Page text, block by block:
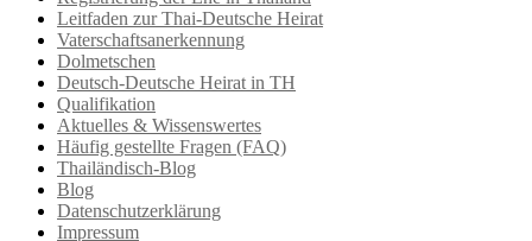
Leitfaden zur Thai-Deutsche Heirat
Vaterschaftsanerkennung
Dolmetschen
Deutsch-Deutsche Heirat in TH
Qualifikation
Aktuelles & Wissenswertes
Häufig gestellte Fragen (FAQ)
Thailändisch-Blog
Blog
Datenschutzerklärung
Impressum